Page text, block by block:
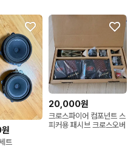
트
20,000원
크로스파이어 컴포넌트 스
피커용 패시브 크로스오버